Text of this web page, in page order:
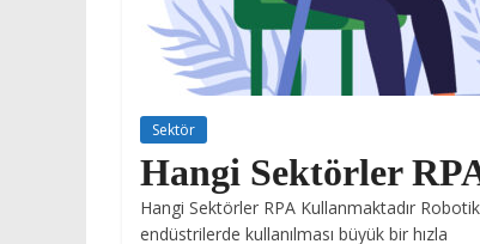
Sektör
Hangi Sektörler
Hangi Sektörler RPA Kullanmaktadır
endüstrilerde kullanılması büyük bir hızla